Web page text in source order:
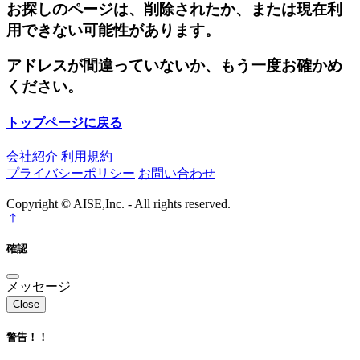
お探しのページは、削除されたか、または現在利
用できない可能性があります。
アドレスが間違っていないか、もう一度お確かめ
ください。
トップページに戻る
会社紹介 利用規約
プライバシーポリシー お問い合わせ
Copyright © AISE,Inc. - All rights reserved.
確認
メッセージ
Close
警告！！